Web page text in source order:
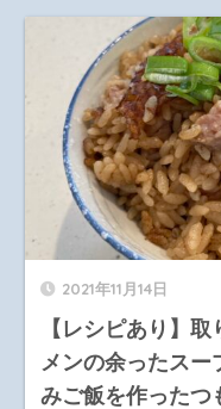
2021年11月14日
【レシピあり】
メンの余ったス
みご飯を作ったつ